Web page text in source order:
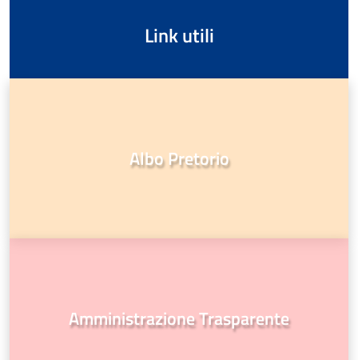
Link utili
Albo Pretorio
Amministrazione Trasparente